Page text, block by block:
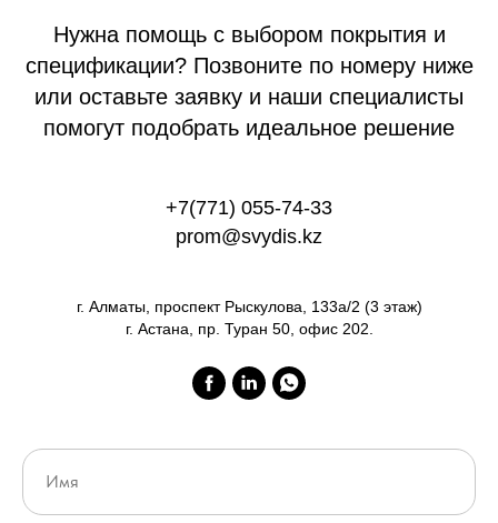
Нужна помощь с выбором покрытия и
спецификации? Позвоните по номеру ниже
или оставьте заявку и наши специалисты
помогут подобрать идеальное решение
+7(771) 055-74-33
prom@svydis.kz
г. Алматы, проспект Рыскулова, 133а/2 (3 этаж)
г. Астана, пр. Туран 50, офис 202.